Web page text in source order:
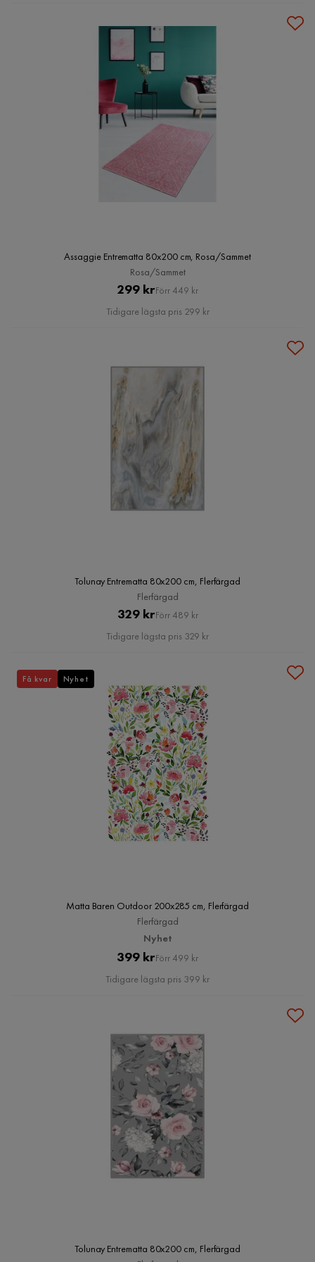
Assaggie Entrematta 80x200 cm, Rosa/Sammet
Rosa/Sammet
Pris
299 krOriginal
Pris
Förr 449 kr
Tidigare lägsta pris 299 kr
Tolunay Entrematta 80x200 cm, Flerfärgad
Flerfärgad
Pris
329 krOriginal
Pris
Förr 489 kr
Tidigare lägsta pris 329 kr
Matta Baren Outdoor 200x285 cm, Flerfärgad
Flerfärgad
Nyhet
Pris
399 krOriginal
Pris
Förr 499 kr
Tidigare lägsta pris 399 kr
Få kvar Nyhet
Tolunay Entrematta 80x200 cm, Flerfärgad